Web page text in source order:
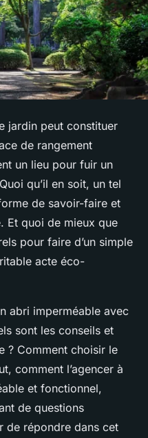
jardin peut constituer
de rangement
un lieu pour fuir un
qu’il en soit, un tel
de savoir-faire et
Et quoi de mieux que
pour faire d’un simple
acte éco-
abri imperméable avec
sont les conseils et
? Comment choisir le
comment l’agencer à
et fonctionnel,
de questions
de répondre dans cet